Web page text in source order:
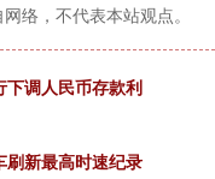
络，不代表本站观点。
下调人民币存款利
刷新最高时速纪录